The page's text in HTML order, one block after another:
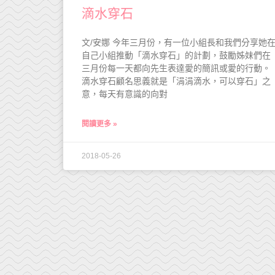
滴水穿石
文/安娜 今年三月份，有一位小組長和我們分享她在
自己小組推動「滴水穿石」的計劃，鼓勵姊妹們在
三月份每一天都向先生表達愛的簡訊或愛的行動。
滴水穿石顧名思義就是「涓涓滴水，可以穿石」之
意，每天有意識的向對
閱讀更多 »
2018-05-26